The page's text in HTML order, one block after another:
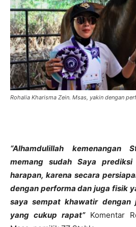
Rohalia Kharisma Zein. Msas, yakin dengan
“Alhamdulillah kemenangan
memang sudah Saya
harapan, karena secara
dengan performa dan juga fisik
saya sempat khawatir dengan
yang cukup rapat” Komentar